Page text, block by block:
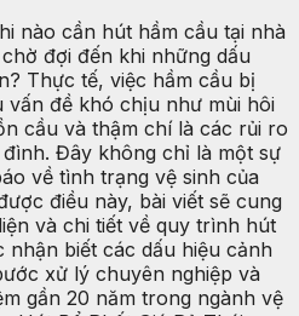
nào cần hút hầm cầu tại nhà
đợi đến khi những dấu
Thực tế, việc hầm cầu bị
vấn đề khó chịu như mùi hôi
cầu và thậm chí là các rủi ro
Đây không chỉ là một sự
về tình trạng vệ sinh của
điều này, bài viết sẽ cung
và chi tiết về quy trình hút
nhận biết các dấu hiệu cảnh
xử lý chuyên nghiệp và
gần 20 năm trong ngành vệ